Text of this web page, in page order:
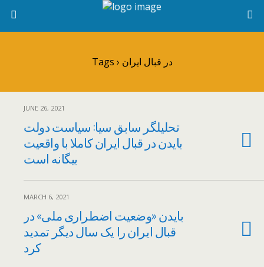
Tags › در قبال ایران
JUNE 26, 2021
تحلیلگر سابق سیا: سیاست دولت
بایدن در قبال ایران کاملا با واقعیت
بیگانه است
MARCH 6, 2021
بایدن «وضعیت اضطراری ملی» در
قبال ایران را یک سال دیگر تمدید
کرد